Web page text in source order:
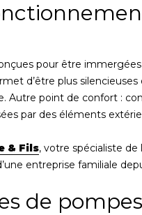
pour être immergées
d’être plus
Autre point de confort :
par des éléments
& Fils, votre spécialiste de
entreprise familiale
de